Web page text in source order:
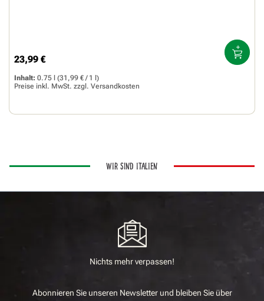
Regulärer Preis:
23,99 €
Inhalt: 0.75 l
(31,99 € / 1 l)
Preise inkl. MwSt. zzgl. Versandkosten
WIR SIND ITALIEN
Nichts mehr verpassen!
Abonnieren Sie unseren Newsletter und bleiben Sie über